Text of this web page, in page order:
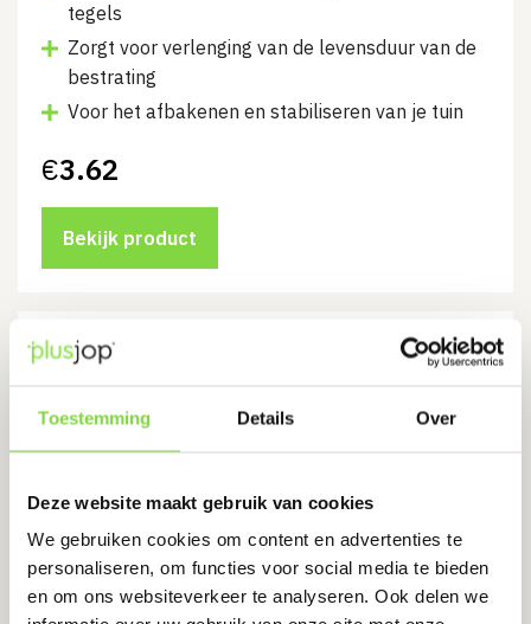
Toestemming Details Over
Deze website maakt gebruik van cookies
We gebruiken cookies om content en advertenties te
personaliseren, om functies voor social media te bieden
en om ons websiteverkeer te analyseren. Ook delen we
tegels
Zorgt voor verlenging van de levensduur van de
bestrating
Voor het afbakenen en stabiliseren van je tuin
€3.62
Bekijk product
+Garden Anti-worteldoek 165 cm
Levertijd: 1-2 werkdagen
beplanting tegen te gaan
€64.50
Oorspronkelijke
prijs
was:
€60.50
Huidige
prijs
is: